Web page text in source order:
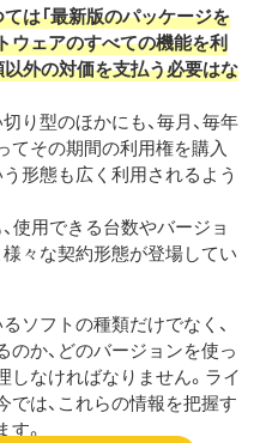
は「最新版のパッケージを
ウェアのすべての機能を利
外の対価を支払う必要はな
り型のほかにも、毎月、毎年
てその期間の利用権を購入
形態も広く利用されるよう
使用できる台数やバージョ
々な契約形態が登場してい
ソフトの種類だけでなく、
か、どのバージョンを使っ
なければなりません。ライ
は、これらの情報を把握す
。